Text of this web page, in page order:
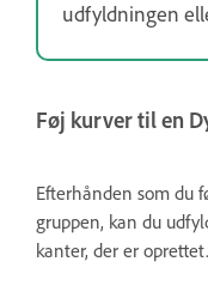
udfyldningen
Føj kurver til en
Efterhånden som du
gruppen, kan du
kanter, der er oprettet.